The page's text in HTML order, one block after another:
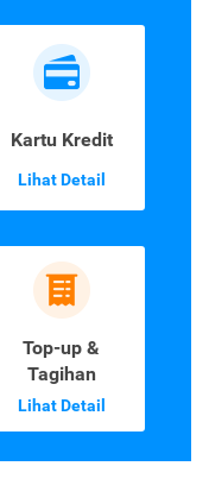
Kartu Kredit
Lihat Detail
Top-up &
Tagihan
Lihat Detail